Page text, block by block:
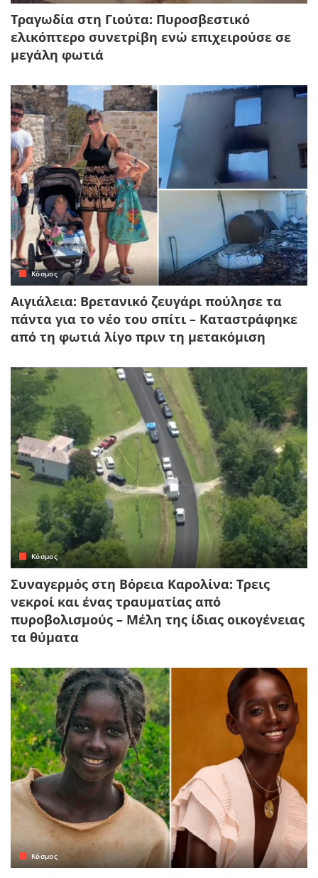
Τραγωδία στη Γιούτα: Πυροσβεστικό
ελικόπτερο συνετρίβη ενώ επιχειρούσε σε
μεγάλη φωτιά
Κόσμος
Αιγιάλεια: Βρετανικό ζευγάρι πούλησε τα
πάντα για το νέο του σπίτι – Καταστράφηκε
από τη φωτιά λίγο πριν τη μετακόμιση
Κόσμος
Συναγερμός στη Βόρεια Καρολίνα: Τρεις
νεκροί και ένας τραυματίας από
πυροβολισμούς – Μέλη της ίδιας οικογένειας
τα θύματα
Κόσμος